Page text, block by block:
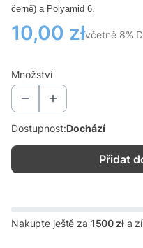
černě) a Polyamid 6.
Cena
10,00 złvčetně 8%
včetně 8%
Množství
Dostupnost:Dochází
Přidat
Nakupte ještě za 1500 zła